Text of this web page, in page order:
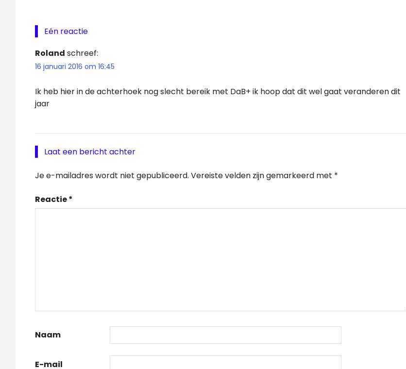
Eén reactie
Roland schreef:
16 januari 2016 om 16:45
Ik heb hier in de achterhoek nog slecht bereik met DaB+ ik hoop dat dit wel gaat veranderen dit
jaar
Laat een bericht achter
Je e-mailadres wordt niet gepubliceerd. Vereiste velden zijn gemarkeerd met *
Reactie*
Naam
E-mail